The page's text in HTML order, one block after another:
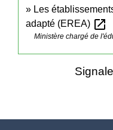
Les
adapté (EREA) open_in_new
Ministère chargé de